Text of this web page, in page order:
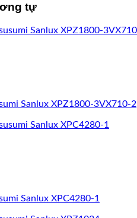
tự
Sanlux XPZ1800-3VX710-2
Sanlux XPC4280-1